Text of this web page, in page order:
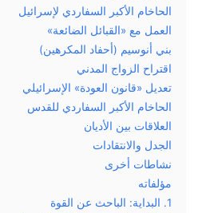
الحاخام الأكبر السفاردي لإسرائيل
العمل مع «القبائل الضائعة»
بني أنوسيم (أحفاد المكرهين)
اقتراح الزواج المدني
تعديل «قانون العودة» الإسرائيلي
الحاخام الأكبر السفاردي للقدس
العلاقات بين الأديان
الجدل والانتقادات
نشاطات أخرى
مؤلفاته
1. البداية: الباحث عن القوة